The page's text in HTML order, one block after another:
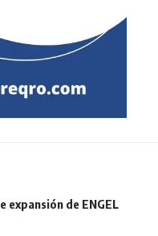
expansión de ENGEL